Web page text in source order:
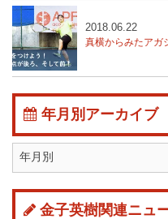
真横からみたアガ
2018.06.22
年月別アーカイブ
金子英樹関連ニュ